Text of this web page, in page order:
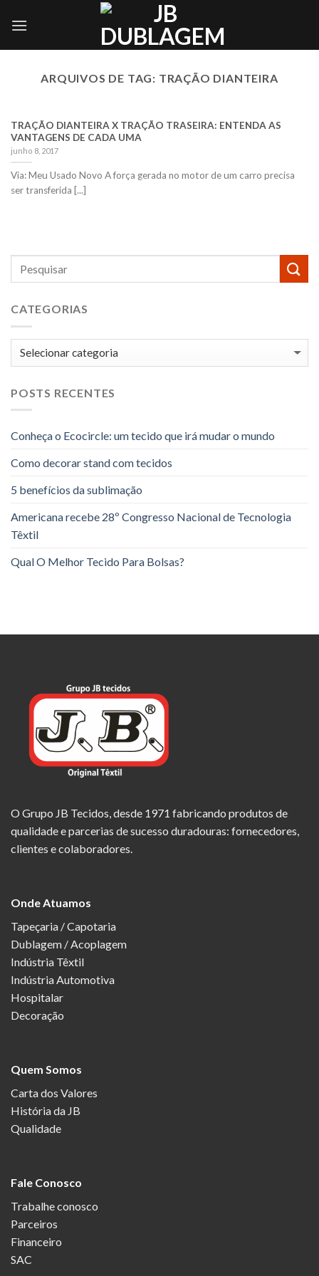
ARQUIVOS DE TAG: TRAÇÃO DIANTEIRA
CATEGORIAS
Categorias
POSTS RECENTES
Conheça o Ecocircle: um tecido que irá mudar o mundo
Como decorar stand com tecidos
5 benefícios da sublimação
Americana recebe 28º Congresso Nacional de Tecnologia
Têxtil
Qual O Melhor Tecido Para Bolsas?
TRAÇÃO DIANTEIRA X TRAÇÃO TRASEIRA: ENTENDA AS
VANTAGENS DE CADA UMA
junho 8, 2017
Via: Meu Usado Novo A força gerada no motor de um carro precisa
ser transferida [...]
O Grupo JB Tecidos, desde 1971 fabricando produtos de
qualidade e parcerias de sucesso duradouras: fornecedores,
clientes e colaboradores.
Onde Atuamos
Tapeçaria / Capotaria
Dublagem / Acoplagem
Indústria Têxtil
Indústria Automotiva
Hospitalar
Decoração
Quem Somos
Carta dos Valores
História da JB
Qualidade
Fale Conosco
Trabalhe conosco
Parceiros
Financeiro
SAC